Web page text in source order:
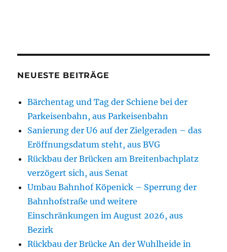
NEUESTE BEITRÄGE
Bärchentag und Tag der Schiene bei der
Parkeisenbahn, aus Parkeisenbahn
Sanierung der U6 auf der Zielgeraden – das
Eröffnungsdatum steht, aus BVG
Rückbau der Brücken am Breitenbachplatz
verzögert sich, aus Senat
Umbau Bahnhof Köpenick – Sperrung der
Bahnhofstraße und weitere
Einschränkungen im August 2026, aus
Bezirk
Rückbau der Brücke An der Wuhlheide in